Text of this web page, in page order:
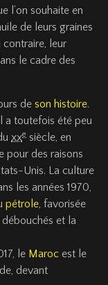
l’on souhaite en
de leurs graines
contraire, leur
le cadre des
de son histoire.
a toutefois été peu
xxe siècle, en
pour des raisons
Unis. La culture
les années 1970,
pétrole, favorisée
et la
le Maroc est le
devant